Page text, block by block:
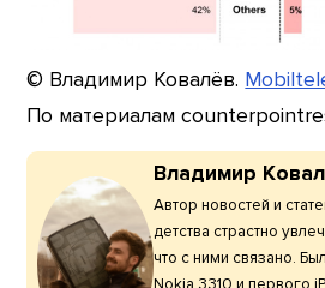
© Владимир Ковалёв.
По материалам
Владимир
Автор новостей и
детства страстно
что с ними связано.